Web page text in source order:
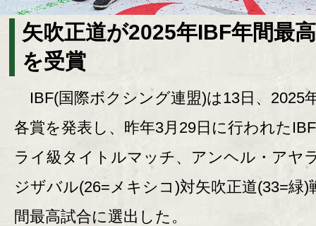
矢吹正道が2025年IBF年間最
を受賞
IBF(国際ボクシング連盟)は13日、2025
各賞を発表し、昨年3月29日に行われた
ライ級タイトルマッチ、アンヘル・アヤ
ジザバル(26=メキシコ)対矢吹正道(33=緑)
間最高試合に選出した。